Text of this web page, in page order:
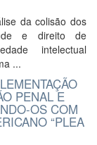
da colisão dos
e direito de
intelectual
...
PENAL E
OS COM
“PLEA